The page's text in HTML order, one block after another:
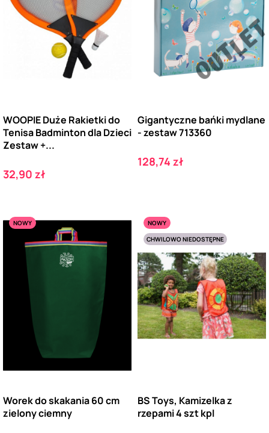
WOOPIE Duże Rakietki do
Tenisa Badminton dla Dzieci
Zestaw +...
Cena
32,90 zł
Gigantyczne bańki mydlane
- zestaw 713360
Cena
128,74 zł
NOWY
Worek do skakania 60 cm
zielony ciemny
NOWY
CHWILOWO NIEDOSTĘPNE
BS Toys, Kamizelka z
rzepami 4 szt kpl